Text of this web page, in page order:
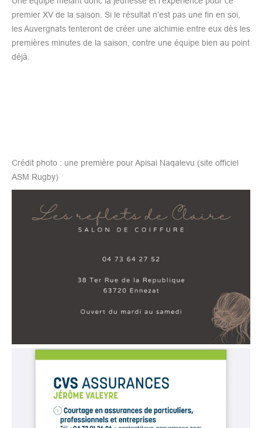
premier XV de la saison. Si le résultat n’est pas une fin en soi,
les Auvergnats tenteront de créer une alchimie entre eux dès les
premières minutes de la saison, contre une équipe bien au point
déjà.
Crédit photo : une première pour Apisai Naqalevu (site officiel
ASM Rugby)